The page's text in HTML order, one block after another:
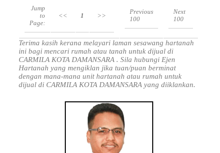
Jump
to
Page:
<< 1 >>
Previous
100
Next
100
Terima kasih kerana melayari laman sesawang hartanah
ini bagi mencari rumah atau tanah untuk dijual di
CARMILA KOTA DAMANSARA . Sila hubungi Ejen
Hartanah yang mengiklan jika tuan/puan berminat
dengan mana-mana unit hartanah atau rumah untuk
dijual di CARMILA KOTA DAMANSARA yang diiklankan.